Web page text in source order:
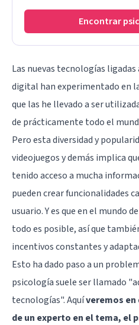
Encontrar
Las nuevas tecnologías
digital han experimentado en
que las he llevado a ser
de prácticamente todo el
Pero esta diversidad y
videojuegos y demás implica
tenido acceso a mucha
pueden crear funcionalidades
usuario. Y es que en el mundo
todo es posible, así que
incentivos constantes y
Esto ha dado paso a un
psicología suele ser llamado
tecnologías". Aquíveremos en
de un experto en el tema, el